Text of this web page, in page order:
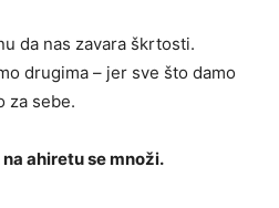
da nas zavara škrtosti.
drugima – jer sve što damo
za sebe.
ahiretu se množi.